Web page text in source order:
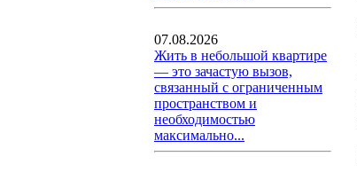
07.08.2026
Жить в небольшой квартире
— это зачастую вызов,
связанный с ограниченным
пространством и
необходимостью
максимально...